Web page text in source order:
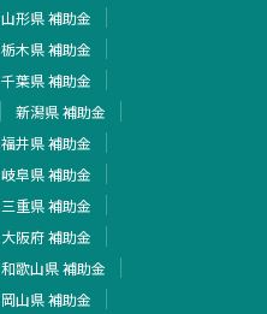
山形県 補助金
栃木県 補助金
千葉県 補助金
新潟県 補助金
福井県 補助金
岐阜県 補助金
三重県 補助金
大阪府 補助金
和歌山県 補助金
岡山県 補助金